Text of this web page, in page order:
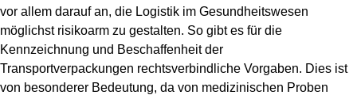
vor allem darauf an, die Logistik im Gesundheitswesen
möglichst risikoarm zu gestalten. So gibt es für die
Kennzeichnung und Beschaffenheit der
Transportverpackungen rechtsverbindliche Vorgaben. Dies ist
von besonderer Bedeutung, da von medizinischen Proben